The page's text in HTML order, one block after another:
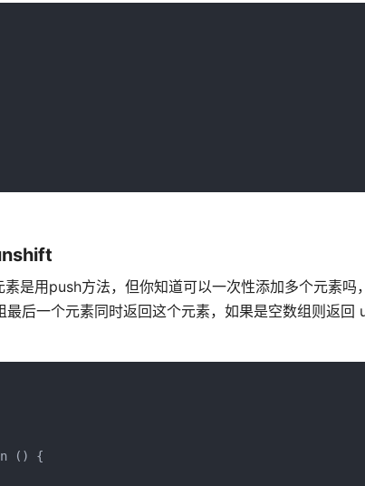
素是用push方法，但你知道可以一次性添加多个元素
后一个元素同时返回这个元素，如果是空数组则返
() {